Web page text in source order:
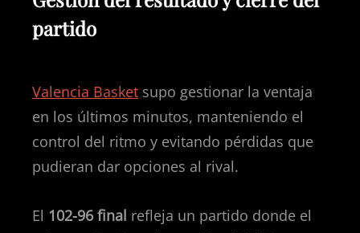
partido
Valencia Basket supo gestionar la ventaja
en los últimos minutos, manteniendo el
control del ritmo y evitando pérdidas que
pudieran dar opciones al rival.
El 102-96 final refleja un partido donde el